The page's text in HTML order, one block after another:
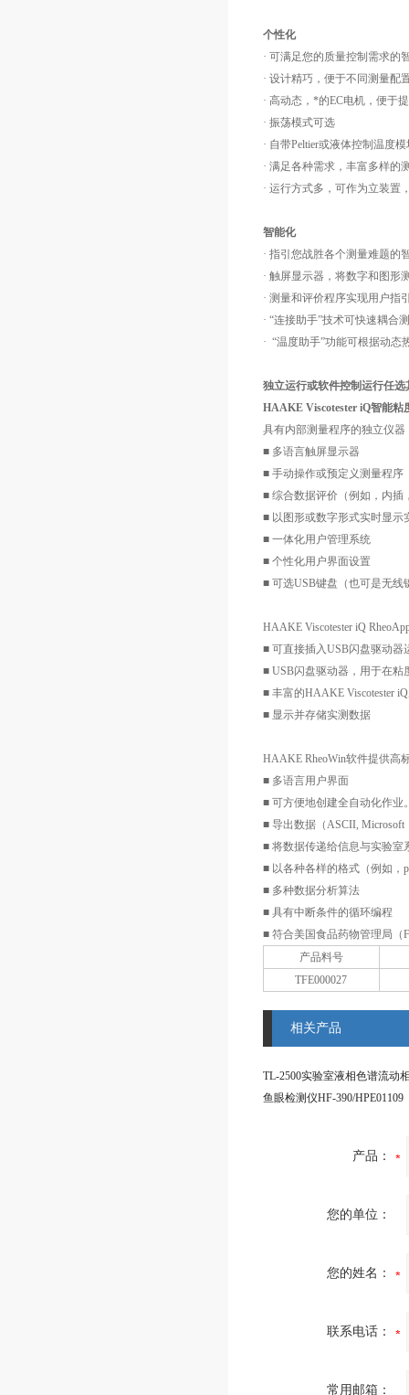
个性化
· 可满足您的质量控制需求的
· 设计精巧，便于不同测量配
· 高动态，*的EC电机，便于
· 振荡模式可选
· 自带Peltier或液体控制温度
· 满足各种需求，丰富多样的
· 运行方式多，可作为立装置
智能化
· 指引您战胜各个测量难题的
· 触屏显示器，将数字和图形
· 测量和评价程序实现用户指
· “连接助手”技术可快速耦合
· “温度助手”功能可根据动态
独立运行或软件控制运行任选
HAAKE Viscotester iQ智能粘
具有内部测量程序的独立仪器
■ 多语言触屏显示器
■ 手动操作或预定义测量程序
■ 综合数据评价（例如，内插
■ 以图形或数字形式实时显示
■ 一体化用户管理系统
■ 个性化用户界面设置
■ 可选USB键盘（也可是无线
HAAKE Viscotester iQ
■ 可直接插入USB闪盘驱动器
■ USB闪盘驱动器，用于在
■ 丰富的HAAKE Viscotester
■ 显示并存储实测数据
HAAKE RheoWin软件提供高
■ 多语言用户界面
■ 可方便地创建全自动化作业
■ 导出数据（ASCII,
■ 将数据传递给信息与实验室
■ 以各种各样的格式（例如，
■ 多种数据分析算法
■ 具有中断条件的循环编程
■ 符合美国食品药物管理局（
产品料号
TFE000027
相关产品
TL-2500实验室液相色谱流动
鱼眼检测仪HF-390/HPE01109
产品：
您的单位：
您的姓名：
联系电话：
常用邮箱：